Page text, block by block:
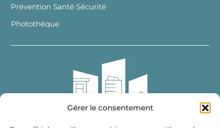
Gérer le consentement
Prévention Santé Sécurité
Photothèque